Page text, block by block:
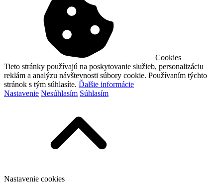
Cookies
Tieto stránky používajú na poskytovanie služieb, personalizáciu
reklám a analýzu návštevnosti súbory cookie. Používaním týchto
stránok s tým súhlasíte. Ďalšie informácie
Nastavenie Nesúhlasím Súhlasím
Nastavenie cookies